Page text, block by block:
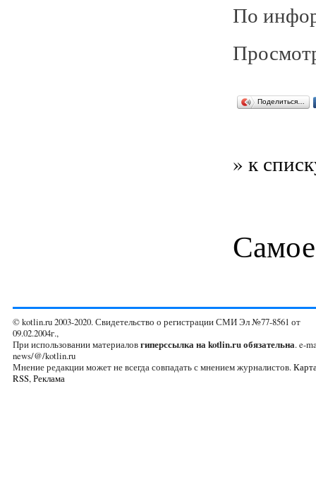
По
Поделиться…
» к
© kotlin.ru 2003-2020. Свидетельство о регистрации СМИ Эл №77-8561 от
09.02.2004г.,
При использовании материаловгиперссылка на kotlin.ru обязательна. e-
news/@/kotlin.ru
Мнение редакции может не всегда совпадать с мнением журналистов.
RSS,Реклама